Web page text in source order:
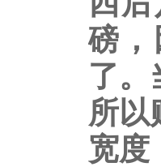
磅
了。
所以
宽度